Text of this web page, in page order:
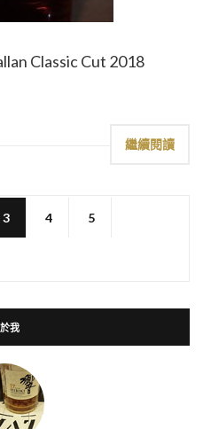
Classic Cut 2018
繼續閱讀
3 4 5
我